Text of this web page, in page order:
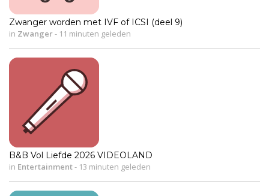
Zwanger worden met IVF of ICSI (deel 9)
in Zwanger- 11 minuten geleden
B&B Vol Liefde 2026 VIDEOLAND
in Entertainment- 13 minuten geleden